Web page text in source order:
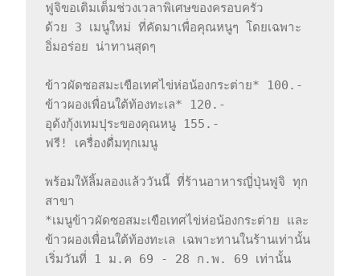
ฟูจิขอเติมเต็มช่วงเวลาพิเศษของครอบครัว
ด้วย 3 เมนูใหม่ ที่คัดมาเพื่อคุณหนูๆ โดยเฉพาะ
อิ่มอร่อย น่าทานสุดๆ
ข้าวผัดซอสมะเขือเทศไข่ห่อน้องกระต่าย* 100.-
ข้าวผองเพื่อนใต้ท้องทะเล* 120.-
อุด้งกุ้งเทมปุระของคุณหนู 155.-
ฟรี! เครื่องดื่มทุกเมนู
พร้อมให้ลิ้มลองแล้ววันนี้ ที่ร้านอาหารญี่ปุ่นฟูจิ ทุก
สาขา
*เมนูข้าวผัดซอสมะเขือเทศไข่ห่อน้องกระต่าย และ
ข้าวผองเพื่อนใต้ท้องทะเล เฉพาะทานในร้านเท่านั้น
เริ่มวันที่ 1 ม.ค 69 - 28 ก.พ. 69 เท่านั้น